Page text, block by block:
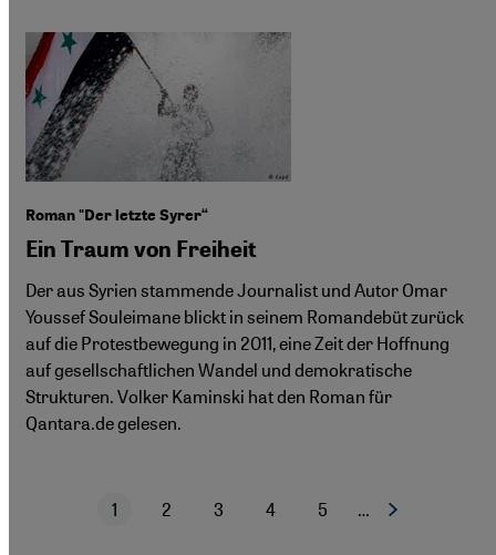
Roman "Der letzte Syrer“
Ein Traum von Freiheit
Der aus Syrien stammende Journalist und Autor Omar
Youssef Souleimane blickt in seinem Romandebüt zurück
auf die Protestbewegung in 2011, eine Zeit der Hoffnung
auf gesellschaftlichen Wandel und demokratische
Strukturen. Volker Kaminski hat den Roman für
Qantara.de gelesen.
Aktuelle Seite
1
Seite
2
Seite
3
Seite
4
Seite
5 … Nächste Seite